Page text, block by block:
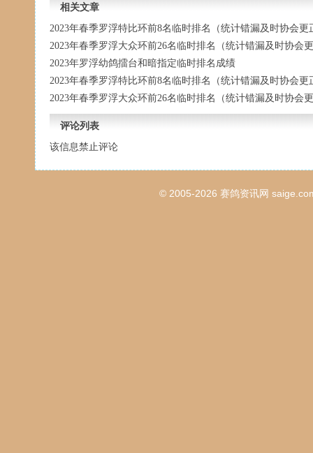
相关文章
2023年春季罗浮特比环前8名临时排名（统计错漏及时协会更
2023年春季罗浮大众环前26名临时排名（统计错漏及时协会
2023年罗浮幼鸽擂台和暗指定临时排名成绩
2023年春季罗浮特比环前8名临时排名（统计错漏及时协会更
2023年春季罗浮大众环前26名临时排名（统计错漏及时协会
评论列表
该信息禁止评论
© 2005-2026 赛鸽资讯网